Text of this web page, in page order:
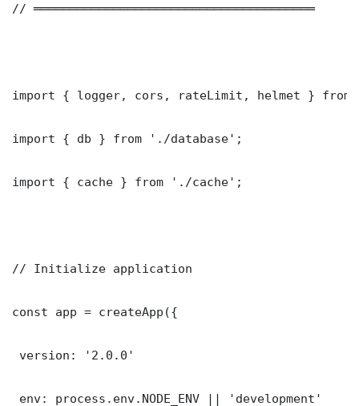
// ═══════════════════════════════════════
import { logger, cors, rateLimit, helmet } from
import { db } from './database';
import { cache } from './cache';
// Initialize application
const app = createApp({
version: '2.0.0'
env: process.env.NODE_ENV || 'development'